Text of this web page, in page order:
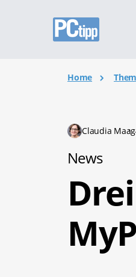
Home
Claudia Maag
News